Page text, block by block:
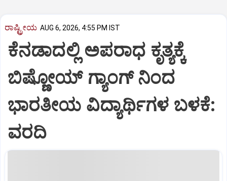
ರಾಷ್ಟ್ರೀಯ AUG 6, 2026, 4:55 PM IST
ಕೆನಡಾದಲ್ಲಿ ಅಪರಾಧ ಕೃತ್ಯಕ್ಕೆ
ಬಿಷ್ಣೋಯ್ ಗ್ಯಾಂಗ್ ನಿಂದ
ಭಾರತೀಯ ವಿದ್ಯಾರ್ಥಿಗಳ ಬಳಕೆ:
ವರದಿ